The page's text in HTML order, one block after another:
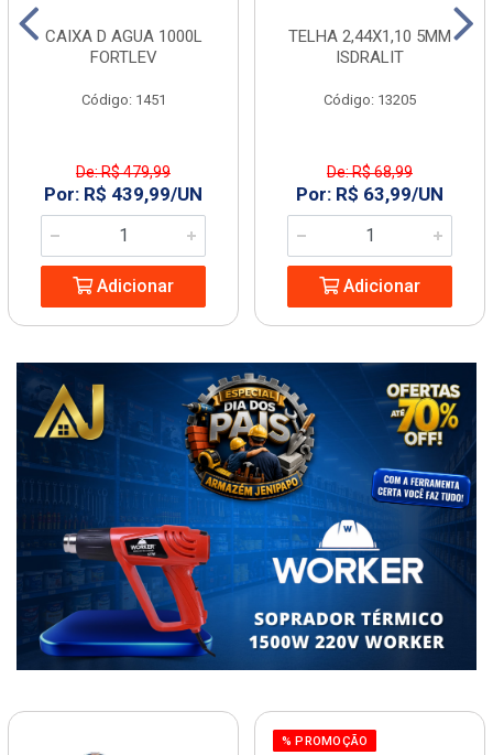
CAIXA D AGUA 1000L
FORTLEV
Código: 1451
De: R$ 479,99
Por: R$ 439,99/UN
Adicionar
TELHA 2,44X1,10 5MM
ISDRALIT
Código: 13205
De: R$ 68,99
Por: R$ 63,99/UN
Adicionar
% PROMOÇÃO